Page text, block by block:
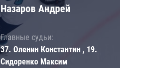
Назаров Андрей
Главные судьи:
37. Оленин Константин , 19.
Сидоренко Максим